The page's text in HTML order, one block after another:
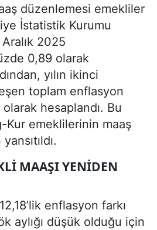
düzenlemesi emekliler
İstatistik Kurumu
2025
0,89 olarak
yılın ikinci
toplam enflasyon
olarak hesaplandı. Bu
Kur emeklilerinin maaş
MAAŞI YENIDEN
enflasyon farkı
aylığı düşük olduğu için